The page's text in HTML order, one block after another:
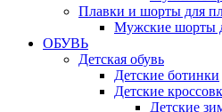
Плавки и шорты для
Мужские шорты
ОБУВЬ
Детская обувь
Детские ботинки
Детские
Детские